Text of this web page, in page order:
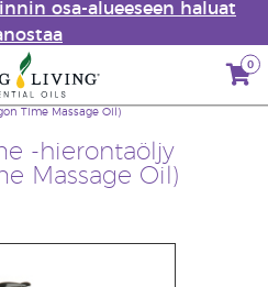
osa-alueeseen haluat
0
-hierontaöljy
Massage Oil)
Time Massage Oil)